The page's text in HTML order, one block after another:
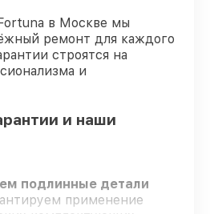
в Москве мы
ремонт для каждого
строятся на
и
и наши
подлинные детали
применение